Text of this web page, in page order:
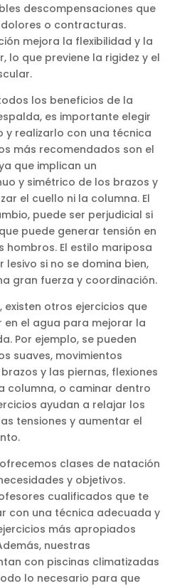
descompensaciones que
o contracturas.
mejora la flexibilidad y la
lo que previene la rigidez y el
los beneficios de la
es importante elegir
y realizarlo con una técnica
más recomendados son el
que implican un
y simétrico de los brazos y
el cuello ni la columna. El
puede ser perjudicial si
puede generar tensión en
hombros. El estilo mariposa
lesivo si no se domina bien,
gran fuerza y coordinación.
existen otros ejercicios que
en el agua para mejorar la
Por ejemplo, se pueden
suaves, movimientos
y las piernas, flexiones
columna, o caminar dentro
ayudan a relajar los
tensiones y aumentar el
clases de natación
y objetivos.
cualificados que te
con una técnica adecuada y
más apropiados
nuestras
con piscinas climatizadas
lo necesario para que